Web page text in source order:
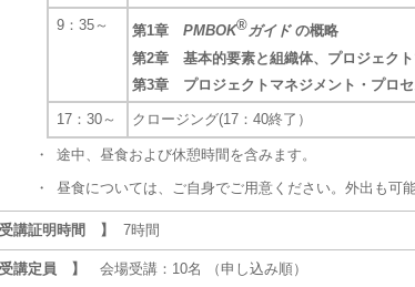
9：35～ 第1章 PMBOK®ガイドの概略
第2章 基本的要素と組織体、プロジェクト
第3章 プロジェクトマネジメント・プロ
17：30～ クロージング(17：40終了）
・
途中、昼食および休憩時間を含みます。
・
昼食については、ご自身でご用意ください。外出も可能
講証明時間 】 7時間
講定員 】
会場受講：10名 （申し込み順）